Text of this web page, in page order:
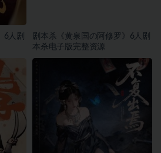
6人剧
剧本杀《黄泉国の阿修罗》6人剧
本杀电子版完整资源